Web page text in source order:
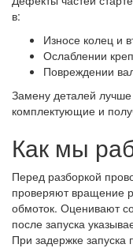
в:
Износе колец и
Ослаблении
Повреждении
Замену деталей
комплектующие и
Как мы
Перед разборкой
проверяют вращение
обмоток. Оценивают
после запуска
При задержке запуска